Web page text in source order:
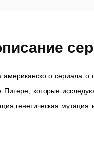
американского сериала
которые
мутация